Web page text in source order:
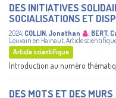
DES INITIATIVES
SOCIALISATIONS ET
2024 COLLIN, Jonathan ; BERT,
Louvain en Hainaut Article
Article scientifique
Introduction au numéro
DES MOTS ET DES MURS